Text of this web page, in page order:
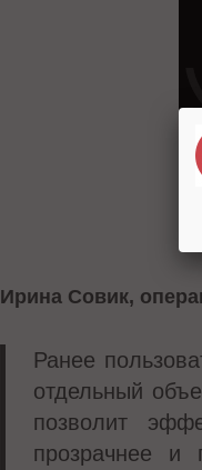
Ирина Совик,
Ранее
отдельный
позволит
прозрачнее и